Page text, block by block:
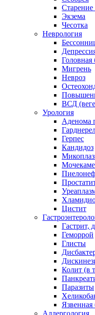
Экзема
Чесотка
Неврология
Головная
Мигрень
Невроз
ВСД
Урология
Аденома
Герпес
Кандидоз
Цистит
Гастрит,
Геморрой
Глисты
Колит (в
Паразиты
Язвенная
Аллергология